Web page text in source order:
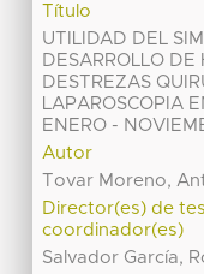
Título
UTILIDAD DEL
DESARROLLO
DESTREZAS
LAPAROSCOPIA
ENERO -
Autor
Tovar Moreno,
Director(es) de
coordinador(es)
Salvador García,